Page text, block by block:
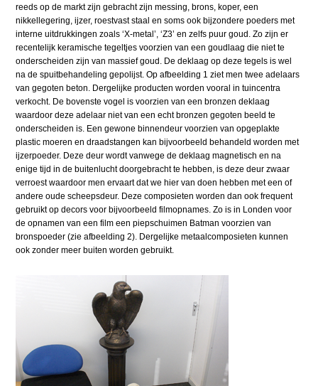
reeds op de markt zijn gebracht zijn messing, brons, koper, een
nikkellegering, ijzer, roestvast staal en soms ook bijzondere poeders met
interne uitdrukkingen zoals ‘X-metal’, ‘Z3’ en zelfs puur goud. Zo zijn er
recentelijk keramische tegeltjes voorzien van een goudlaag die niet te
onderscheiden zijn van massief goud. De deklaag op deze tegels is wel
na de spuitbehandeling gepolijst. Op afbeelding 1 ziet men twee adelaars
van gegoten beton. Dergelijke producten worden vooral in tuincentra
verkocht. De bovenste vogel is voorzien van een bronzen deklaag
waardoor deze adelaar niet van een echt bronzen gegoten beeld te
onderscheiden is. Een gewone binnendeur voorzien van opgeplakte
plastic moeren en draadstangen kan bijvoorbeeld behandeld worden met
ijzerpoeder. Deze deur wordt vanwege de deklaag magnetisch en na
enige tijd in de buitenlucht doorgebracht te hebben, is deze deur zwaar
verroest waardoor men ervaart dat we hier van doen hebben met een of
andere oude scheepsdeur. Deze composieten worden dan ook frequent
gebruikt op decors voor bijvoorbeeld filmopnames. Zo is in Londen voor
de opnamen van een film een piepschuimen Batman voorzien van
bronspoeder (zie afbeelding 2). Dergelijke metaalcomposieten kunnen
ook zonder meer buiten worden gebruikt.